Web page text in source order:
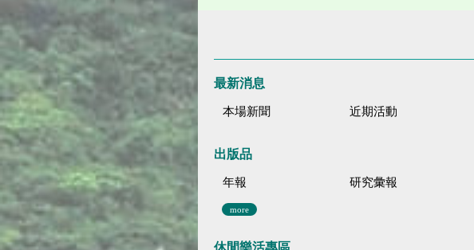
最新消息
本場新聞 近期活動
出版品
年報 研究彙報
more
休閒樂活專區